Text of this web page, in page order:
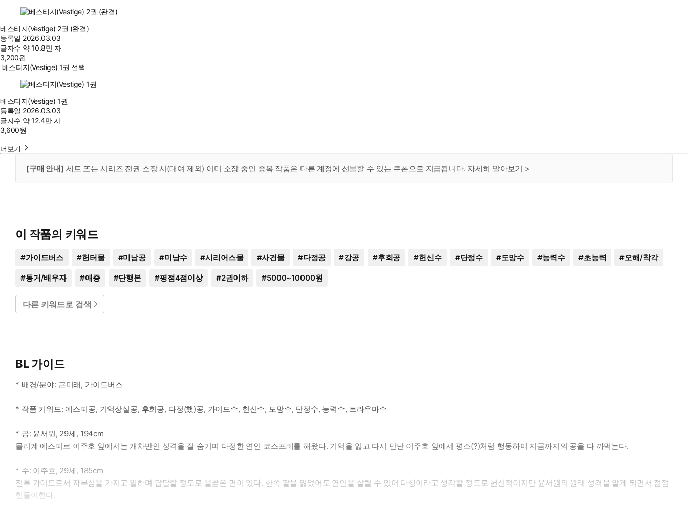
베스티지(Vestige) 2권 (완결)
등록일 2026.03.03
글자수 약 10.8만 자
3,200원
베스티지(Vestige) 1권 선택
베스티지(Vestige) 1권
등록일 2026.03.03
글자수 약 12.4만 자
3,600원
더보기
[구매 안내] 세트 또는 시리즈 전권 소장 시(대여 제외) 이미 소장 중인 중복 작품은 다른 계정에 선물할 수 있는 쿠폰으로 지급됩니다. 자세히 알아보기 >
이 작품의 키워드
#가이드버스 #헌터물 #미남공 #미남수 #시리어스물 #사건물 #다정공 #강공 #후회공 #헌신수 #단정수 #도망수 #능력수 #초능력 #오해/착각
#동거/배우자 #애증 #단행본 #평점4점이상 #2권이하 #5000~10000원
다른 키워드로 검색
BL 가이드
* 배경/분야: 근미래, 가이드버스
* 작품 키워드: 에스퍼공, 기억상실공, 후회공, 다정(했)공, 가이드수, 헌신수, 도망수, 단정수, 능력수, 트라우마수
* 공: 윤서원, 29세, 194cm
물리계 에스퍼로 이주호 앞에서는 개차반인 성격을 잘 숨기며 다정한 연인 코스프레를 해왔다. 기억을 잃고 다시 만난 이주호 앞에서 평소(?)처럼 행동하며 지금까지의 공을 다 까먹는다.
* 수: 이주호, 29세, 185cm
전투 가이드로서 자부심을 가지고 일하며 답답할 정도로 올곧은 면이 있다. 한쪽 팔을 잃었어도 연인을 살릴 수 있어 다행이라고 생각할 정도로 헌신적이지만 윤서원의 원래 성격을 알게 되면서 점점
힘들어한다.